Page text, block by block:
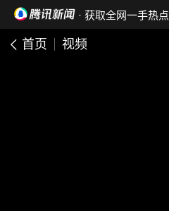
· 获取全网一手热点
首页 视频